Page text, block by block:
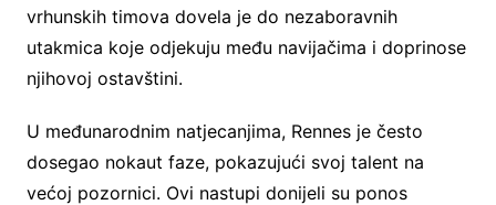
vrhunskih timova dovela je do nezaboravnih
utakmica koje odjekuju među navijačima i doprinose
njihovoj ostavštini.
U međunarodnim natjecanjima, Rennes je često
dosegao nokaut faze, pokazujući svoj talent na
većoj pozornici. Ovi nastupi donijeli su ponos